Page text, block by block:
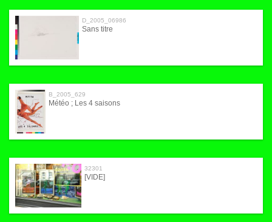
D_2005_06986
Sans titre
B_2005_629
Météo ; Les 4 saisons
32301
[VIDE]